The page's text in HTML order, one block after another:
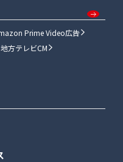
Prime Video広告
地方テレビCM